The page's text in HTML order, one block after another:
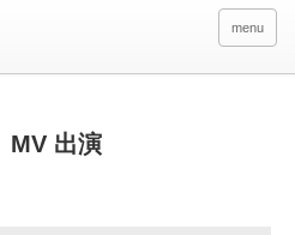
menu
MV 出演